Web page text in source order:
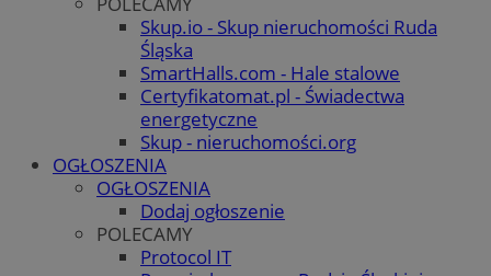
Skup.io - Skup nieruchomości Ruda
Śląska
SmartHalls.com - Hale stalowe
Certyfikatomat.pl - Świadectwa
energetyczne
Skup - nieruchomości.org
OGŁOSZENIA
OGŁOSZENIA
Dodaj ogłoszenie
POLECAMY
Protocol IT